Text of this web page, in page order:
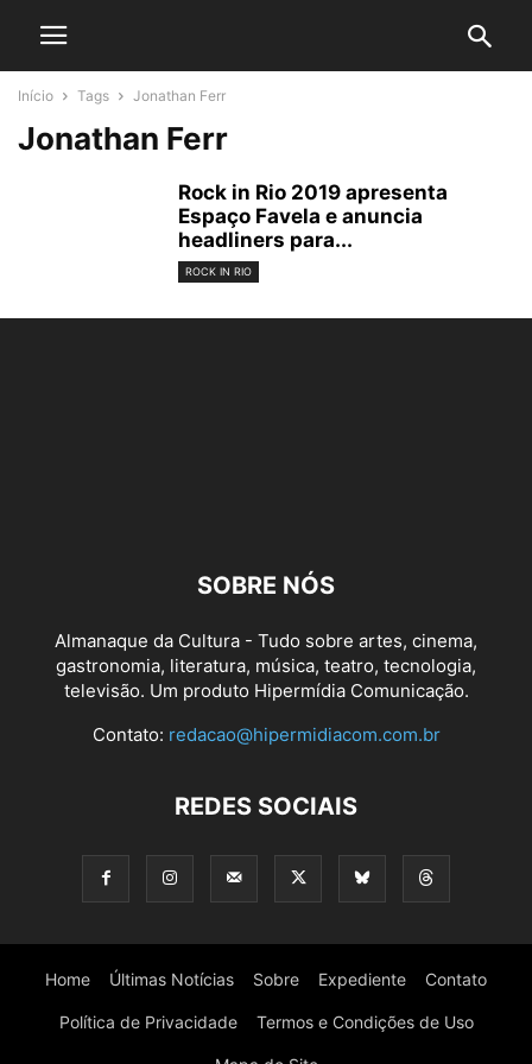
Início Tags Jonathan Ferr
Jonathan Ferr
Rock in Rio 2019 apresenta
Espaço Favela e anuncia
headliners para...
ROCK IN RIO
SOBRE NÓS
Almanaque da Cultura - Tudo sobre artes, cinema,
gastronomia, literatura, música, teatro, tecnologia,
televisão. Um produto Hipermídia Comunicação.
Contato: redacao@hipermidiacom.com.br
REDES SOCIAIS
Home Últimas Notícias Sobre Expediente Contato
Política de Privacidade Termos e Condições de Uso